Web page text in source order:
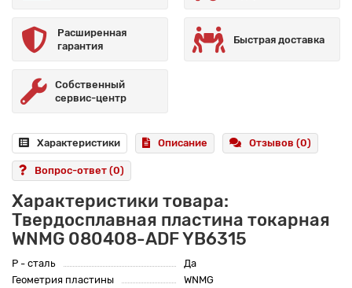
Расширенная
гарантия
Быстрая доставка
Собственный
сервис-центр
Характеристики Описание Отзывов (0)
Вопрос-ответ (0)
Характеристики товара:
Твердосплавная пластина токарная
WNMG 080408-ADF YB6315
P - сталь
Да
Геометрия пластины
WNMG